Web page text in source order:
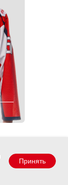
Принять